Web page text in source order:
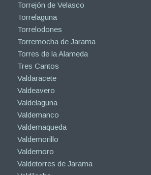
Torrejón de Velasco
Torrelaguna
Torrelodones
Torremocha de Jarama
Torres de la Alameda
Tres Cantos
Valdaracete
Valdeavero
Valdelaguna
Valdemanco
Valdemaqueda
Valdemorillo
Valdemoro
Valdetorres de Jarama